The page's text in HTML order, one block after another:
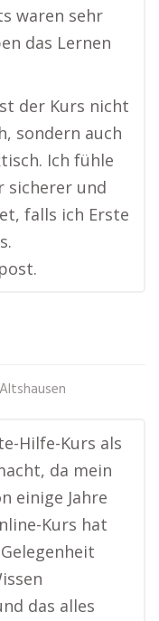
waren sehr
das Lernen
der Kurs nicht
sondern auch
Ich fühle
sicherer und
falls ich Erste
Hilfe-Kurs als
da mein
einige Jahre
Kurs hat
das alles